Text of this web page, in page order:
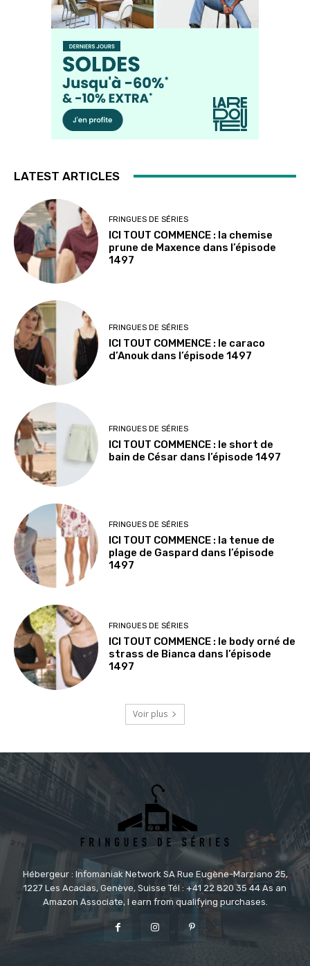
LATEST ARTICLES
FRINGUES DE SÉRIES
ICI TOUT COMMENCE : la chemise
prune de Maxence dans l’épisode
1497
FRINGUES DE SÉRIES
ICI TOUT COMMENCE : le caraco
d’Anouk dans l’épisode 1497
FRINGUES DE SÉRIES
ICI TOUT COMMENCE : le short de
bain de César dans l’épisode 1497
FRINGUES DE SÉRIES
ICI TOUT COMMENCE : la tenue de
plage de Gaspard dans l’épisode
1497
FRINGUES DE SÉRIES
ICI TOUT COMMENCE : le body orné de
strass de Bianca dans l’épisode
1497
Voir plus
Hébergeur : Infomaniak Network SA Rue Eugène-Marziano 25,
1227 Les Acacias, Genève, Suisse Tél : +41 22 820 35 44 As an
Amazon Associate, I earn from qualifying purchases.